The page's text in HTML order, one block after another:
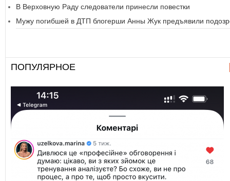
В Верховную Раду следователи принесли повестки
Мужу погибшей в ДТП блогерши Анны Жук предъявили
ПОПУЛЯРНОЕ